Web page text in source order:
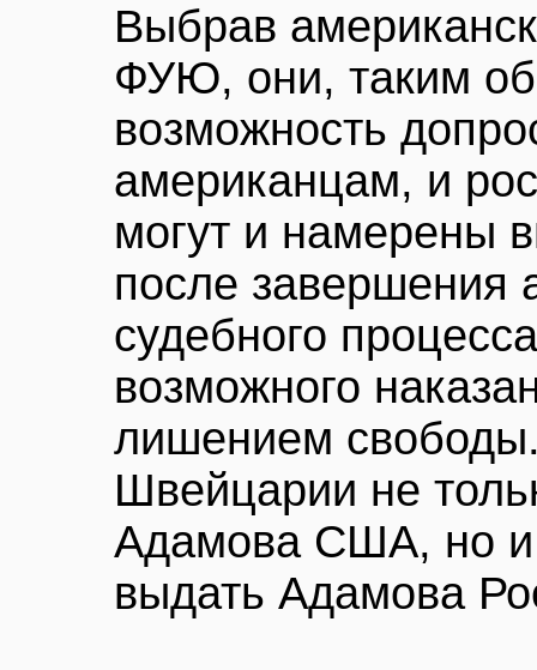
Выбрав
ФУЮ, они, таким
возможность
американцам, и
могут и намерены
после завершения
судебного
возможного
лишением
Швейцарии не
Адамова США, но
выдать Адамова